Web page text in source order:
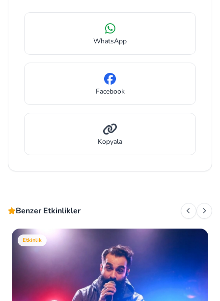
WhatsApp
Facebook
Kopyala
Benzer Etkinlikler
Etkinlik